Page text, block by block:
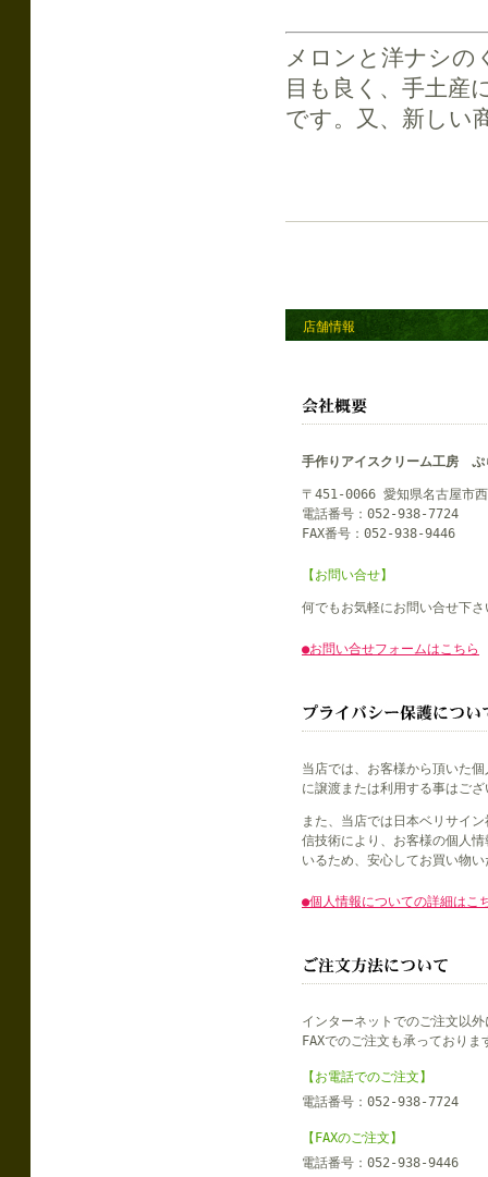
メロンと洋ナシの
目も良く、手土産
です。又、新しい
店舗情報
手作りアイスクリーム工房 ぷ
〒451-0066 愛知県名古屋市
電話番号：052-938-7724
FAX番号：052-938-9446
【お問い合せ】
何でもお気軽にお問い合せ下さ
●お問い合せフォームはこちら
当店では、お客様から頂いた
に譲渡または利用する事はご
また、当店では日本ベリサイ
信技術により、お客様の個人
いるため、安心してお買い物
●個人情報についての詳細はこ
インターネットでのご注文以
FAXでのご注文も承っておりま
【お電話でのご注文】
電話番号：052-938-7724
【FAXのご注文】
電話番号：052-938-9446